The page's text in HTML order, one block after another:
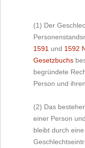
(1) Der
1591 und 1592
Gesetzbuchs
begründete
Person und
(2) Das
einer Person
bleibt durch